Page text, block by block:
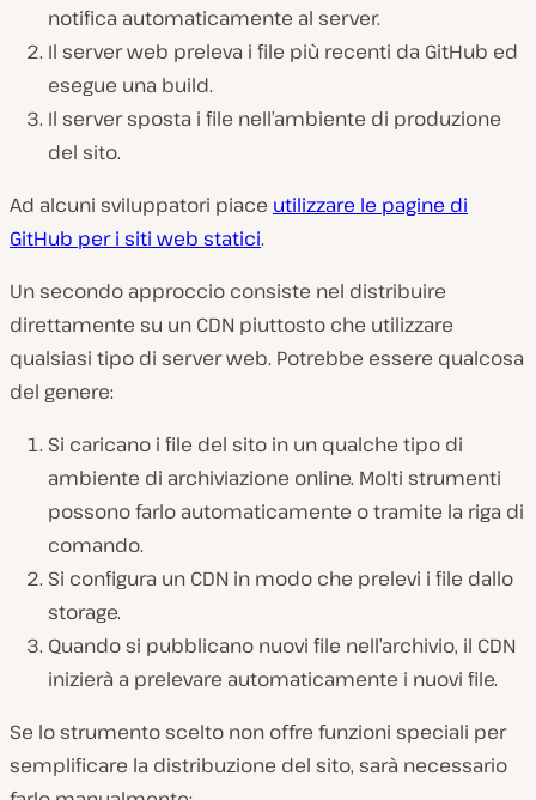
notifica automaticamente al server.
Il server web preleva i file più recenti da GitHub ed
esegue una build.
Il server sposta i file nell’ambiente di produzione
del sito.
Ad alcuni sviluppatori piace utilizzare le pagine di
GitHub per i siti web statici.
Un secondo approccio consiste nel distribuire
direttamente su un CDN piuttosto che utilizzare
qualsiasi tipo di server web. Potrebbe essere qualcosa
del genere:
Si caricano i file del sito in un qualche tipo di
ambiente di archiviazione online. Molti strumenti
possono farlo automaticamente o tramite la riga di
comando.
Si configura un CDN in modo che prelevi i file dallo
storage.
Quando si pubblicano nuovi file nell’archivio, il CDN
inizierà a prelevare automaticamente i nuovi file.
Se lo strumento scelto non offre funzioni speciali per
semplificare la distribuzione del sito, sarà necessario